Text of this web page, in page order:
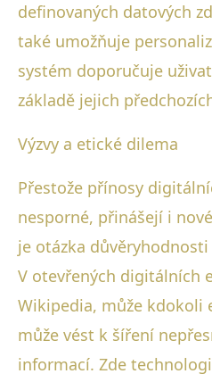
definovaných datových
také umožňuje
systém doporučuje
základě jejich
Výzvy a etické dilema
Přestože přínosy
nesporné, přinášejí i
je otázka
V otevřených digitálních
Wikipedia, může kdokoli
může vést k šíření
informací. Zde